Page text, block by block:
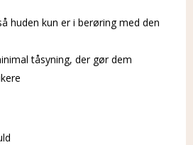
huden kun er i berøring med den
tåsyning, der gør dem